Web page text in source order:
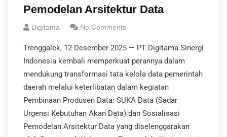
Pemodelan Arsitektur Data
Digitama No Comments
Trenggalek, 12 Desember 2025 — PT Digitama Sinergi
Indonesia kembali memperkuat perannya dalam
mendukung transformasi tata kelola data pemerintah
daerah melalui keterlibatan dalam kegiatan
Pembinaan Produsen Data: SUKA Data (Sadar
Urgensi Kebutuhan Akan Data) dan Sosialisasi
Pemodelan Arsitektur Data yang diselenggarakan